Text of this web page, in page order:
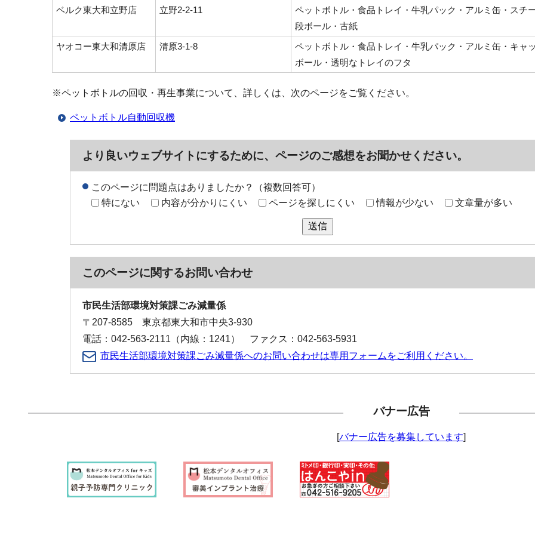
ベルク東大和立野店
立野2-2-11
ペットボトル・食品トレイ・牛乳パック・アルミ缶・スチ
段ボール・古紙
ヤオコー東大和清原店
清原3-1-8
ペットボトル・食品トレイ・牛乳パック・アルミ缶・キャ
ボール・透明なトレイのフタ
※ペットボトルの回収・再生事業について、詳しくは、次のページをご覧ください。
ペットボトル自動回収機
より良いウェブサイトにするために、ページのご感想をお聞かせください。
このページに問題点はありましたか？（複数回答可）
特にない
内容が分かりにくい ページを探しにくい 情報が少ない 文章量が多い
送信
このページに関するお問い合わせ
市民生活部環境対策課ごみ減量係
〒207-8585 東京都東大和市中央3-930
電話：042-563-2111（内線：1241） ファクス：042-563-5931
市民生活部環境対策課ごみ減量係へのお問い合わせは専用フォームをご利用ください。
バナー広告
[バナー広告を募集しています]